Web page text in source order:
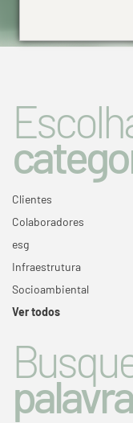
Clientes
Colaboradores
esg
Infraestrutura
Socioambiental
Ver todos